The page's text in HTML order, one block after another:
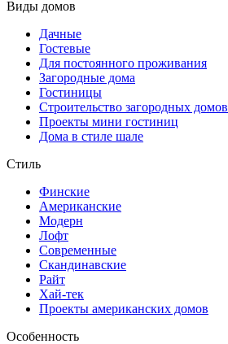
Виды домов
Дачные
Гостевые
Для постоянного проживания
Загородные дома
Гостиницы
Строительство загородных домов
Проекты мини гостиниц
Дома в стиле шале
Стиль
Финские
Американские
Модерн
Лофт
Современные
Скандинавские
Райт
Хай-тек
Проекты американских домов
Особенность